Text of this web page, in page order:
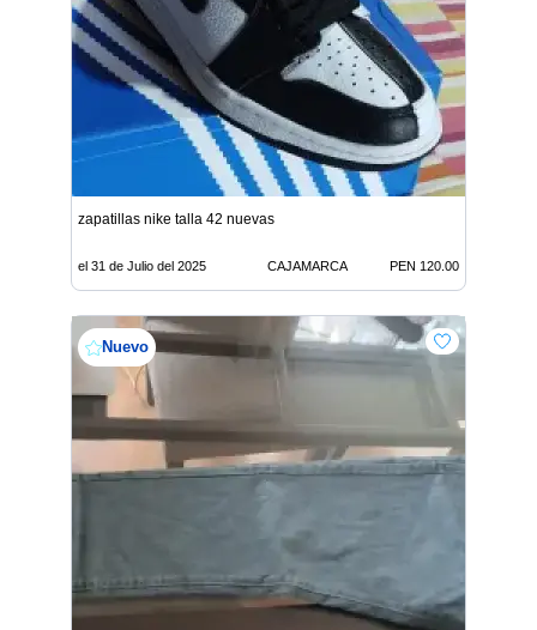
zapatillas nike talla 42 nuevas
el 31 de Julio del 2025 CAJAMARCA PEN 120.00
Nuevo